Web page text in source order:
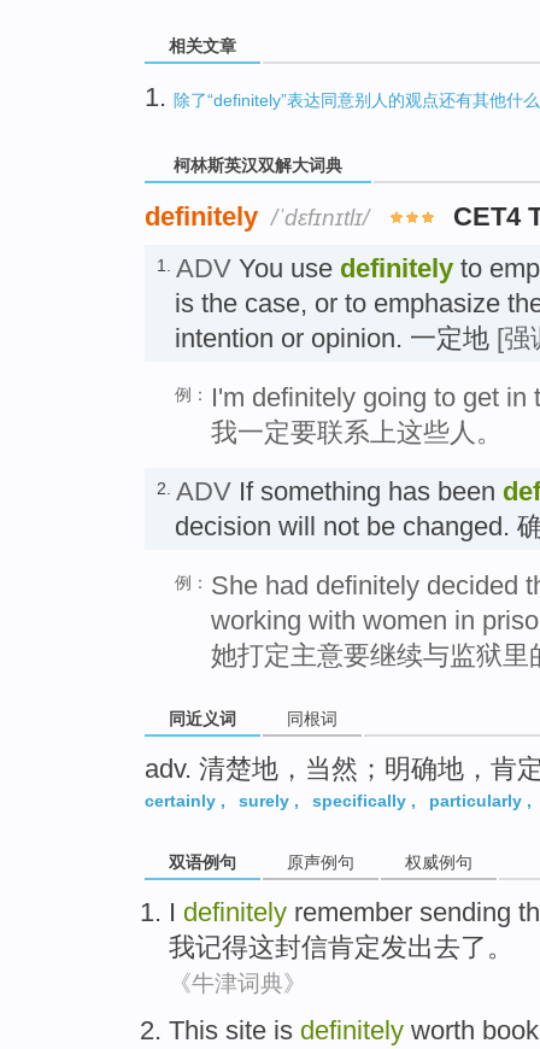
相关文章
1. 除了“definitely”表达同意别人的观点还有其他什
柯林斯英汉双解大词典
definitely /ˈdɛfɪnɪtlɪ/ CET4
1. ADV You use definitely to
is the case, or to emphasize
intention or opinion. 一定地 [强
例：
I'm definitely going to get
我一定要联系上这些人。
2. ADV If something has been
decision will not be changed.
例： She had definitely decided
working with women in
她打定主意要继续与监狱里
同近义词 同根词
adv. 清楚地，当然；明确地，肯
certainly , surely , specifically , particularly ,
双语例句 原声例句 权威例句
I definitely remember sending
我记得这封信肯定发出去了。
《牛津词典》
This site is definitely worth